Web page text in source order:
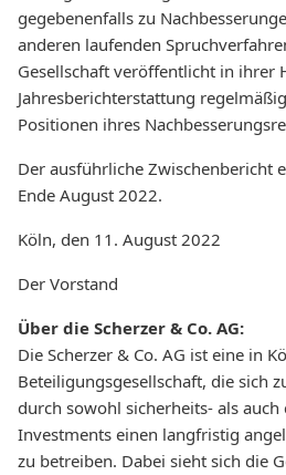
gegebenenfalls zu
anderen laufenden
Gesellschaft veröffentlicht in ihrer
Jahresberichterstattung
Positionen ihres
Der ausführliche Zwischenbericht
Ende August 2022.
Köln, den 11. August 2022
Der Vorstand
Über die Scherzer & Co. AG:
Die Scherzer & Co. AG ist eine in
Beteiligungsgesellschaft, die sich
durch sowohl sicherheits- als
Investments einen langfristig
zu betreiben. Dabei sieht sich die